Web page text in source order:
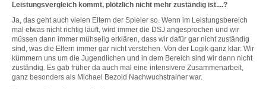
Leistungsvergleich kommt, plötzlich nicht mehr zuständig ist....?
Ja, das geht auch vielen Eltern der Spieler so. Wenn im Leistungsbereich
mal etwas nicht richtig läuft, wird immer die DSJ angesprochen und wir
müssen dann immer mühselig erklären, dass wir dafür gar nicht zuständig
sind, was die Eltern immer gar nicht verstehen. Von der Logik ganz klar: Wir
kümmern uns um die Jugendlichen und in dem Bereich sind wir dann nicht
zuständig. Es gab früher da auch mal eine intensivere Zusammenarbeit,
ganz besonders als Michael Bezold Nachwuchstrainer war.